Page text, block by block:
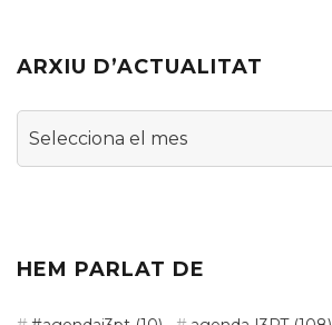
ARXIU D’ACTUALITAT
Arxiu
HEM PARLAT DE